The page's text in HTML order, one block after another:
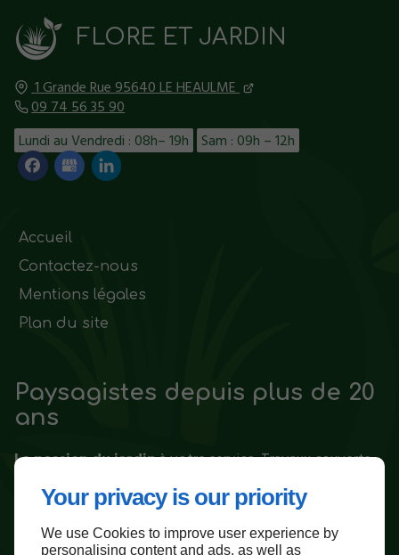
Your privacy is our priority
We use Cookies to improve user experience by
personalising content and ads, as well as
FLORE ET JARDIN
1 Grande Rue 95640 LE HEAULME
09 74 56 35 90
Lundi au Vendredi : 08h– 19h
Sam : 09h – 12h
Accueil
Contactez-nous
Mentions légales
Plan du site
Paysagistes depuis plus de 20
ans
La passion du jardinà votre service. Travaux couverts
Contactez-nous